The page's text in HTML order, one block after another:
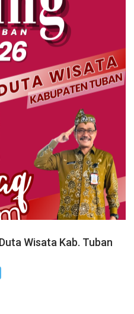
Wisata Kab. Tuban